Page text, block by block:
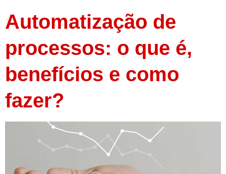
Automatização de
processos: o que é,
benefícios e como
fazer?